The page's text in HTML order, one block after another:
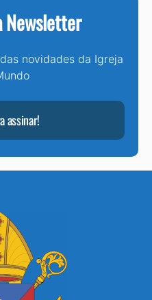
Newsletter
novidades da Igreja
assinar!